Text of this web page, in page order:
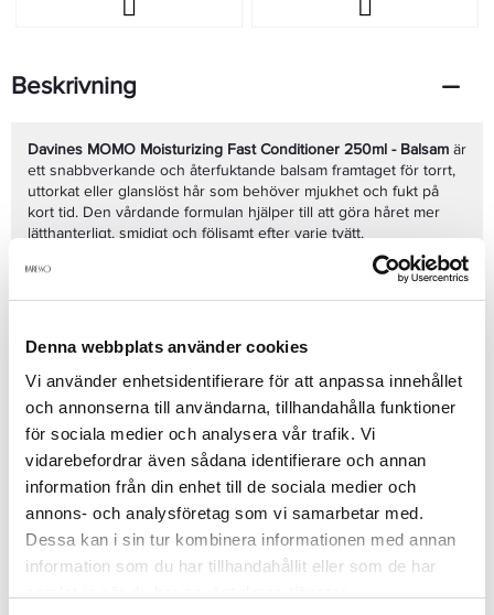
Denna webbplats använder cookies
Vi använder enhetsidentifierare för att anpassa innehållet
och annonserna till användarna, tillhandahålla funktioner
för sociala medier och analysera vår trafik. Vi
vidarebefordrar även sådana identifierare och annan
information från din enhet till de sociala medier och
annons- och analysföretag som vi samarbetar med.
Dessa kan i sin tur kombinera informationen med annan
information som du har tillhandahållit eller som de har
Beskrivning
Davines MOMO Moisturizing Fast Conditioner 250ml - Balsam är
ett snabbverkande och återfuktande balsam framtaget för torrt,
uttorkat eller glanslöst hår som behöver mjukhet och fukt på
kort tid. Den vårdande formulan hjälper till att göra håret mer
lätthanterligt, smidigt och följsamt efter varje tvätt.
Balsamet passar särskilt bra för hår som känns strävt, torrt eller
svårt att reda ut. Det hjälper till att mjukgöra längderna, minska
trassel och ge håret en friskare känsla med naturlig glans. Den
effektiv hårvård utan att lägga extra tid på rutinen.
Davines MOMO Moisturizing Fast Conditioner 250ml - Balsam är
ett utmärkt val för en återfuktande hårvårdsrutin hemma.
Använd tillsammans med Davines MOMO Shampoo för att ge
torrt hår mer fukt, mjukhet och en välvårdad salongskänsla.
Fördelar
Snabbverkande balsam för torrt och uttorkat hår
Återfuktar och mjukgör längderna
Gör håret lättare att reda ut
Ger glans, följsamhet och en friskare känsla
Perfekt för daglig eller regelbunden användning